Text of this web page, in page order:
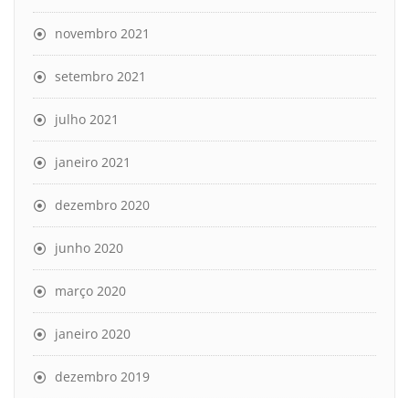
novembro 2021
setembro 2021
julho 2021
janeiro 2021
dezembro 2020
junho 2020
março 2020
janeiro 2020
dezembro 2019